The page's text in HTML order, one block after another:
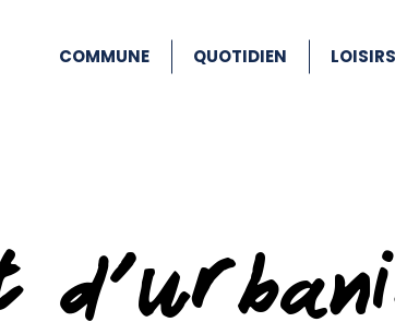
COMMUNE QUOTIDIEN LOISIRS